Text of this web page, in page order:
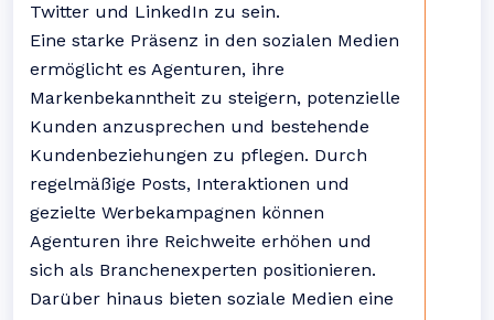
Twitter und LinkedIn zu sein.
Eine starke Präsenz in den sozialen Medien
ermöglicht es Agenturen, ihre
Markenbekanntheit zu steigern, potenzielle
Kunden anzusprechen und bestehende
Kundenbeziehungen zu pflegen. Durch
regelmäßige Posts, Interaktionen und
gezielte Werbekampagnen können
Agenturen ihre Reichweite erhöhen und
sich als Branchenexperten positionieren.
Darüber hinaus bieten soziale Medien eine